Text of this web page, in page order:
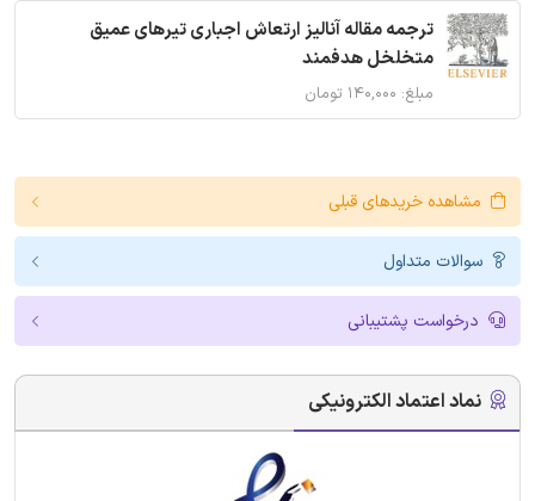
ترجمه مقاله آنالیز ارتعاش اجباری تیرهای عمیق
متخلخل هدفمند
مبلغ: ۱۴۰,۰۰۰ تومان
مشاهده خریدهای قبلی
سوالات متداول
درخواست پشتیبانی
نماد اعتماد الکترونیکی